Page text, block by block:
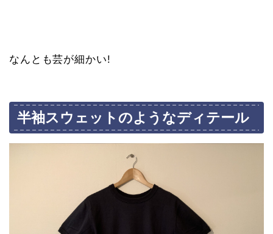
なんとも芸が細かい!
半袖スウェットのようなディテール